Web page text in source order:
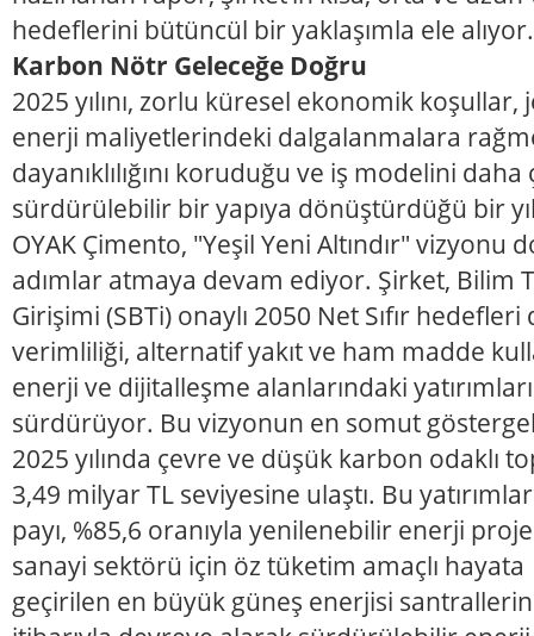
hedeflerini bütüncül bir yaklaşımla ele alıyor.
Karbon Nötr Geleceğe Doğru
2025 yılını, zorlu küresel ekonomik
enerji maliyetlerindeki dalgalanmalara
dayanıklılığını koruduğu ve iş modelini
sürdürülebilir bir yapıya dönüştürdüğü bir
OYAK Çimento, "Yeşil Yeni Altındır"
adımlar atmaya devam ediyor. Şirket, Bilim
Girişimi (SBTi) onaylı 2050 Net Sıfır
verimliliği, alternatif yakıt ve ham madde
enerji ve dijitalleşme alanlarındaki
sürdürüyor. Bu vizyonun en somut
2025 yılında çevre ve düşük karbon odaklı
3,49 milyar TL seviyesine ulaştı. Bu
payı, %85,6 oranıyla yenilenebilir enerji
sanayi sektörü için öz tüketim amaçlı hayata
geçirilen en büyük güneş enerjisi